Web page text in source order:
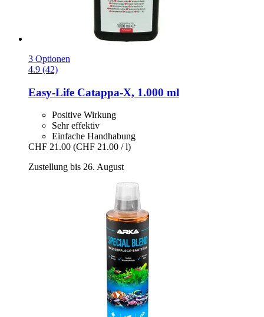
3 Optionen
4.9 (42)
Easy-Life Catappa-​X, 1.000 ml
Positive Wirkung
Sehr effektiv
Einfache Handhabung
CHF 21.00 (CHF 21.00 / l)
Zustellung bis 26. August